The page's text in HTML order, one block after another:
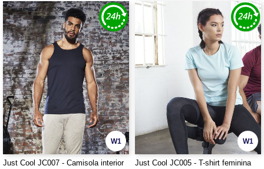
W1
Just Cool JC007 - Camisola interior
W1
Just Cool JC005 - T-shirt feminina